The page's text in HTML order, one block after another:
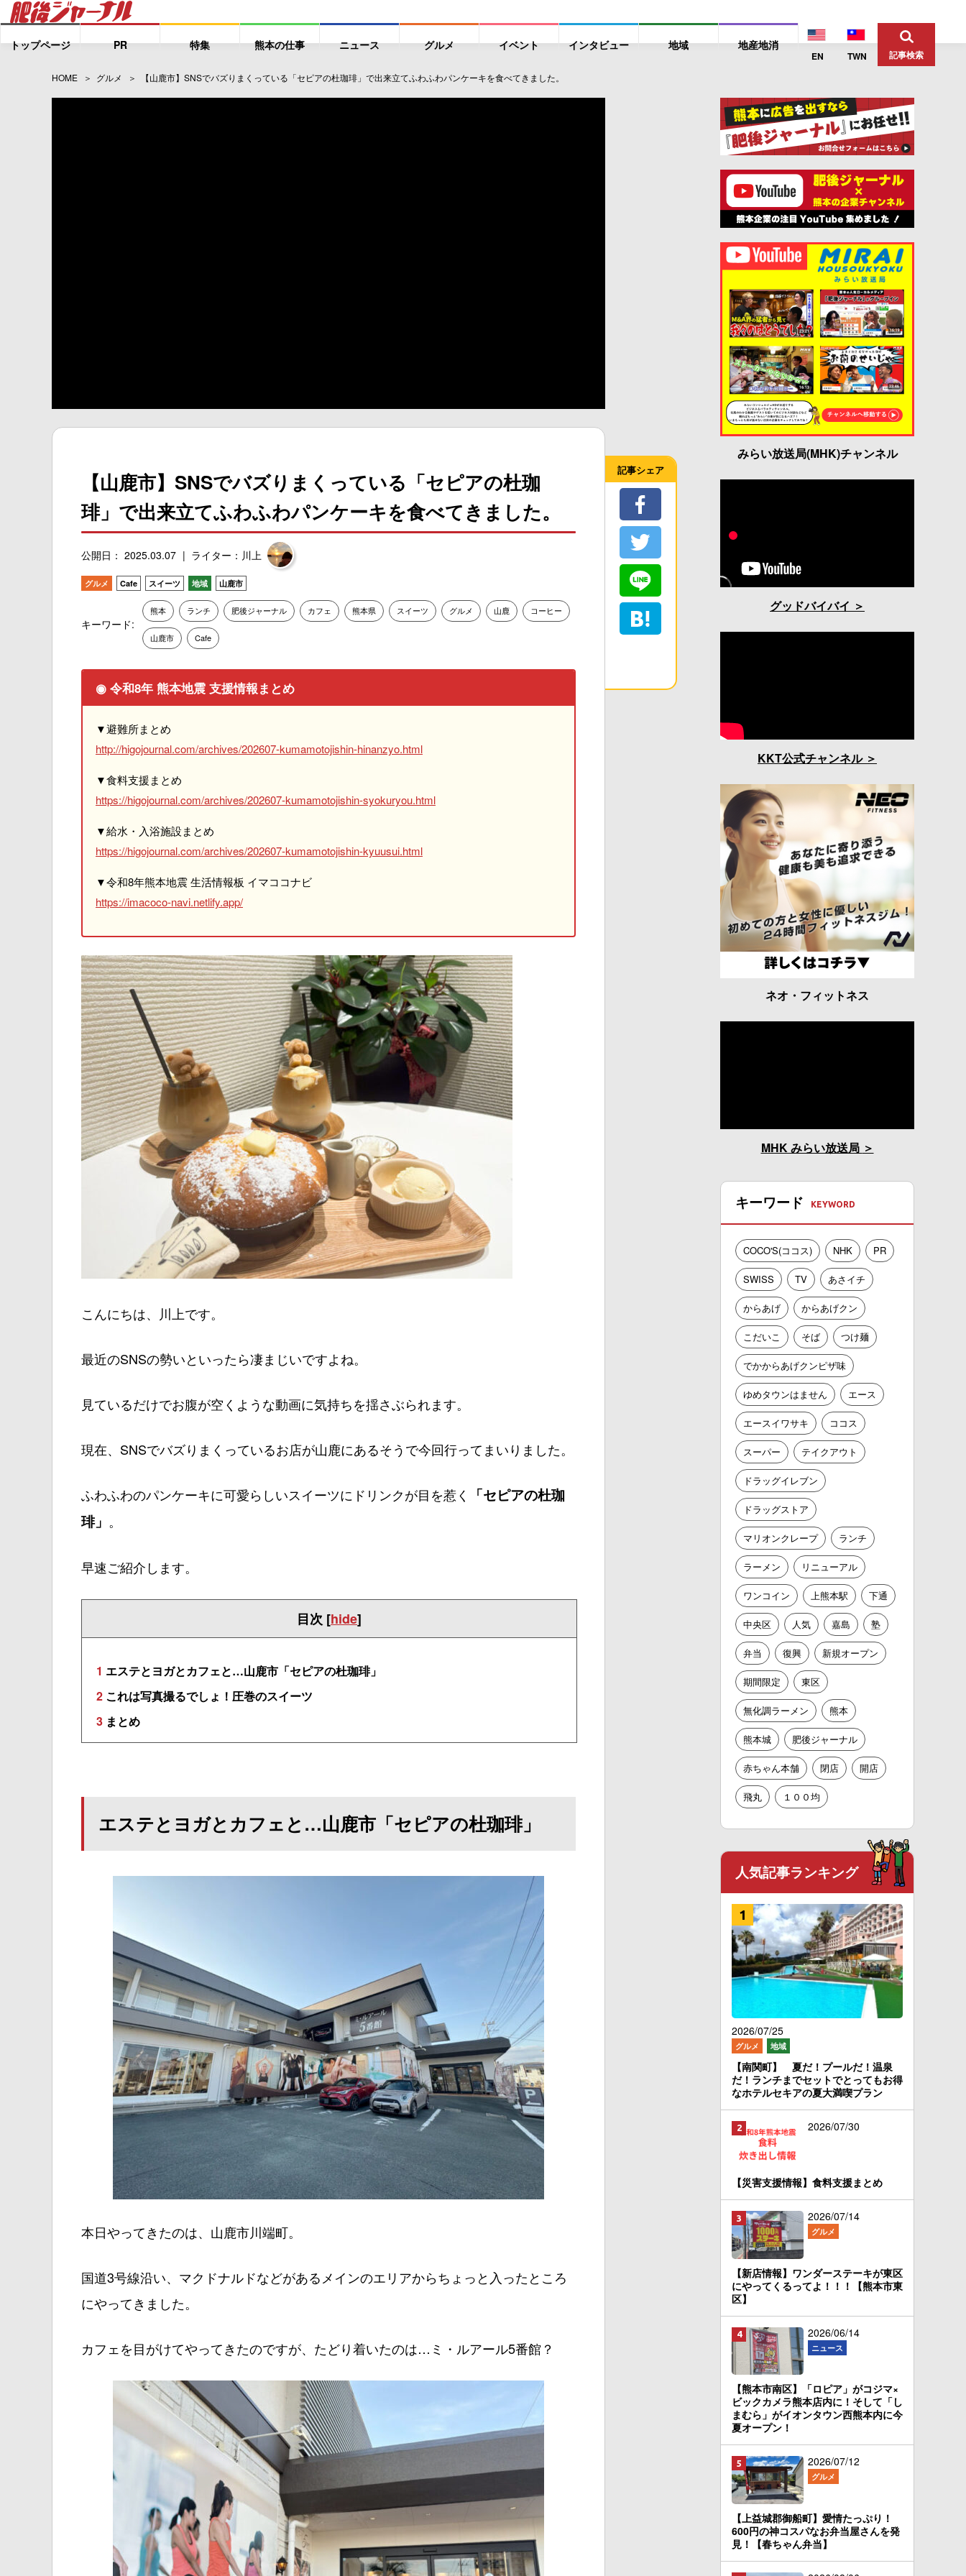
トップページ PR 特集 熊本の仕事 ニュース グルメ イベント インタビュー 地域 地産地消
EN TWN 記事検索
HOME グルメ 【山鹿市】SNSでバズりまくっている「セピアの杜珈琲」で出来立てふわふわパンケーキを食べてきました。
【山鹿市】SNSでバズりまくっている「セピアの杜珈
琲」で出来立てふわふわパンケーキを食べてきました。
公開日： 2025.03.07 ライター：川上
グルメ Cafe スイーツ 地域 山鹿市
キーワード:
熊本 ランチ 肥後ジャーナル カフェ 熊本県 スイーツ グルメ 山鹿 コーヒー
山鹿市 Cafe
◉ 令和8年 熊本地震 支援情報まとめ
▼避難所まとめ
http://higojournal.com/archives/202607-kumamotojishin-hinanzyo.html
▼食料支援まとめ
https://higojournal.com/archives/202607-kumamotojishin-syokuryou.html
▼給水・入浴施設まとめ
https://higojournal.com/archives/202607-kumamotojishin-kyuusui.html
▼令和8年熊本地震 生活情報板 イマココナビ
https://imacoco-navi.netlify.app/
こんにちは、川上です。
最近のSNSの勢いといったら凄まじいですよね。
見ているだけでお腹が空くような動画に気持ちを揺さぶられます。
現在、SNSでバズりまくっているお店が山鹿にあるそうで今回行ってまいりました。
ふわふわのパンケーキに可愛らしいスイーツにドリンクが目を惹く
「セピアの杜珈
琲」 。
早速ご紹介します。
目次 [hide]
1 エステとヨガとカフェと…山鹿市「セピアの杜珈琲」
2 これは写真撮るでしょ！圧巻のスイーツ
3 まとめ
エステとヨガとカフェと…山鹿市「セピアの杜珈琲」
本日やってきたのは、山鹿市川端町。
国道3号線沿い、マクドナルドなどがあるメインのエリアからちょっと入ったところ
にやってきました。
カフェを目がけてやってきたのですが、たどり着いたのは…ミ・ルアール5番館？
記事シェア
みらい放送局(MHK)チャンネル
グッドバイバイ
KKT公式チャンネル
ネオ・フィットネス
MHK みらい放送局
キーワード
COCO'S(ココス) NHK PR
SWISS TV あさイチ
からあげ からあげクン
こだいこ そば つけ麺
でかからあげクンピザ味
ゆめタウンはません エース
エースイワサキ ココス
スーパー テイクアウト
ドラッグイレブン
ドラッグストア
マリオンクレープ ランチ
ラーメン リニューアル
ワンコイン 上熊本駅 下通
中央区 人気 嘉島 塾
弁当 復興 新規オープン
期間限定 東区
無化調ラーメン 熊本
熊本城 肥後ジャーナル
赤ちゃん本舗 閉店 開店
飛丸 １００均
人気記事ランキング
2026/07/25
グルメ 地域
【南関町】 夏だ！プールだ！温泉
だ！ランチまでセットでとってもお得
なホテルセキアの夏大満喫プラン
2026/07/30
【災害支援情報】食料支援まとめ
2026/07/14
グルメ
【新店情報】ワンダーステーキが東区
にやってくるってよ！！！【熊本市東
区】
2026/06/14
ニュース
【熊本市南区】「ロピア」がコジマ×
ビックカメラ熊本店内に！そして「し
まむら」がイオンタウン西熊本内に今
夏オープン！
2026/07/12
グルメ
【上益城郡御船町】愛情たっぷり！
600円の神コスパなお弁当屋さんを発
見！【春ちゃん弁当】